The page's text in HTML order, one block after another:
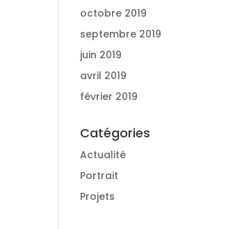
octobre 2019
septembre 2019
juin 2019
avril 2019
février 2019
Catégories
Actualité
Portrait
Projets